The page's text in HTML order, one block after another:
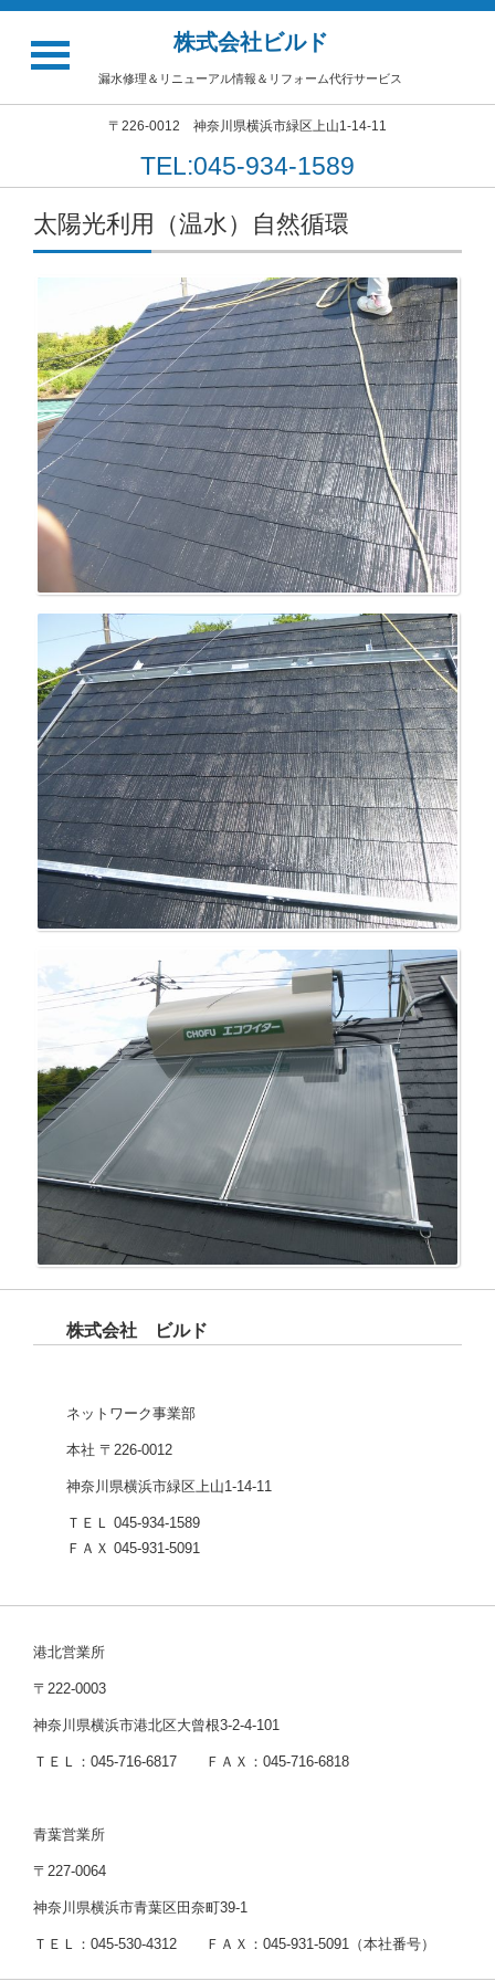
株式会社ビルド
漏水修理＆リニューアル情報＆リフォーム代行サービス
〒226-0012 神奈川県横浜市緑区上山1-14-11
TEL:045-934-1589
太陽光利用（温水）自然循環
株式会社 ビルド
ネットワーク事業部
本社 〒226-0012
神奈川県横浜市緑区上山1-14-11
ＴＥＬ 045-934-1589
ＦＡＸ 045-931-5091
港北営業所
〒222-0003
神奈川県横浜市港北区大曾根3-2-4-101
ＴＥＬ：045-716-6817 ＦＡＸ：045-716-6818
青葉営業所
〒227-0064
神奈川県横浜市青葉区田奈町39-1
ＴＥＬ：045-530-4312 ＦＡＸ：045-931-5091（本社番号）